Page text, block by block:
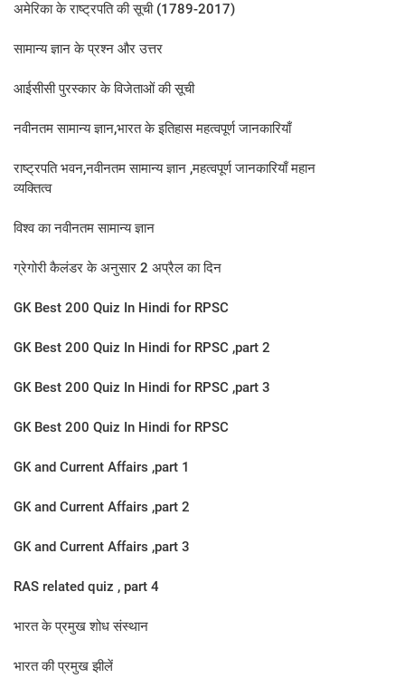
अमेरिका के राष्ट्रपति की सूची (1789-2017)
सामान्य ज्ञान के प्रश्न और उत्तर
आईसीसी पुरस्कार के विजेताओं की सूची
नवीनतम सामान्य ज्ञान,भारत के इतिहास महत्वपूर्ण जानकारियाँ
राष्ट्रपति भवन,नवीनतम सामान्य ज्ञान ,महत्वपूर्ण जानकारियाँ महान
व्यक्तित्व
विश्व का नवीनतम सामान्य ज्ञान
ग्रेगोरी कैलंडर के अनुसार 2 अप्रैल का दिन​
GK Best 200 Quiz In Hindi for RPSC
GK Best 200 Quiz In Hindi for RPSC ,part 2
GK Best 200 Quiz In Hindi for RPSC ,part 3
GK Best 200 Quiz In Hindi for RPSC
GK and Current Affairs ,part 1
GK and Current Affairs ,part 2
GK and Current Affairs ,part 3
RAS related quiz , part 4
भारत के प्रमुख शोध संस्थान
भारत की प्रमुख झीलें